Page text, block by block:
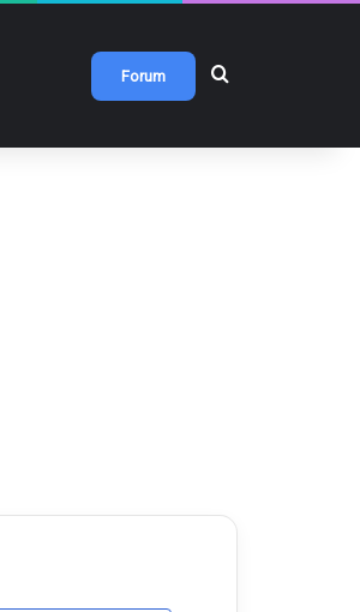
Forum Arama yap ...